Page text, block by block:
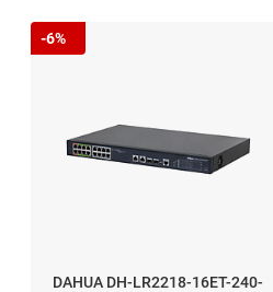
DAHUA DH-LR2218-16ET-240-
-6%